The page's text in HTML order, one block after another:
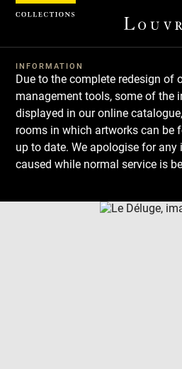
INFORMATION
Due to the complete redesign of
management tools, some of the
displayed in our online
rooms in which artworks can be
up to date. We apologise for any
caused while normal service is
Download
Next
Previous
Cookies management panel